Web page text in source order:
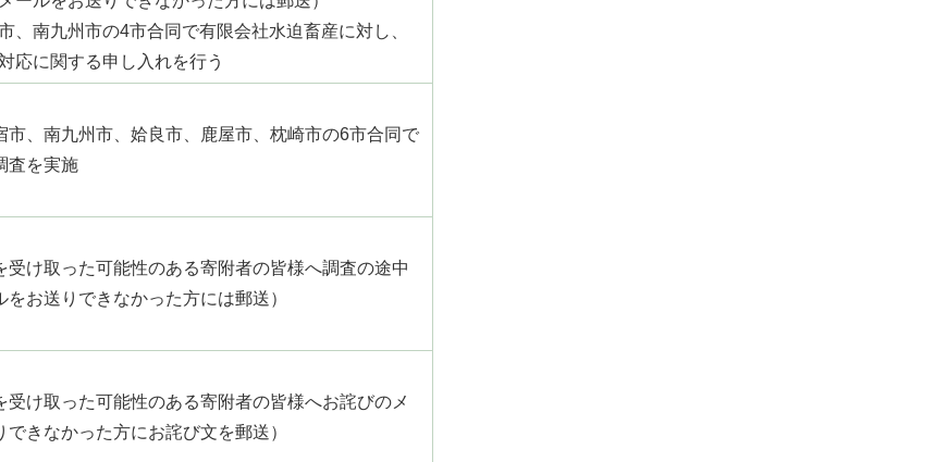
、南九州市の4市合同で有限会社水迫畜産に対し、
応に関する申し入れを行う
市、南九州市、姶良市、鹿屋市、枕崎市の6市合同で
査を実施
け取った可能性のある寄附者の皆様へ調査の途中
お送りできなかった方には郵送）
け取った可能性のある寄附者の皆様へお詫びのメ
きなかった方にお詫び文を郵送）